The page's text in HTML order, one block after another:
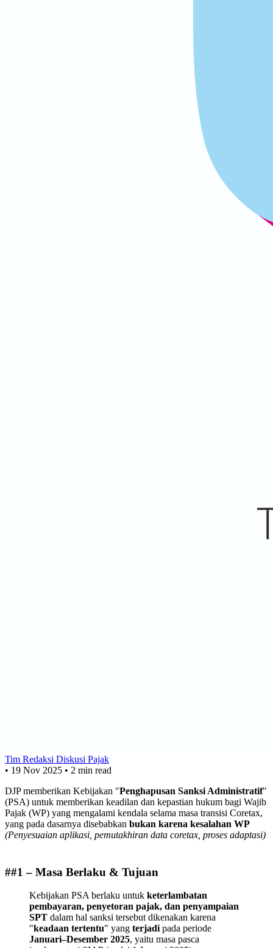
Tim Redaksi Diskusi Pajak
• 19 Nov 2025 • 2 min read
DJP memberikan Kebijakan "Penghapusan Sanksi Administratif"
(PSA) untuk memberikan keadilan dan kepastian hukum bagi Wajib
Pajak (WP) yang mengalami kendala selama masa transisi Coretax,
yang pada dasarnya disebabkan bukan karena kesalahan WP
(Penyesuaian aplikasi, pemutakhiran data coretax, proses adaptasi)
##1 – Masa Berlaku & Tujuan
Kebijakan PSA berlaku untuk keterlambatan
pembayaran, penyetoran pajak, dan penyampaian
SPT dalam hal sanksi tersebut dikenakan karena
"keadaan tertentu" yang terjadi pada periode
Januari–Desember 2025, yaitu masa pasca